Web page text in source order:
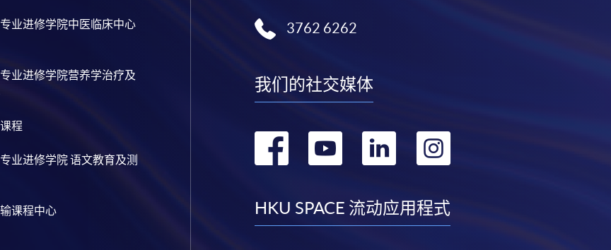
业进修学院中医临床中心
业进修学院营养学治疗及
程
业进修学院 语文教育及测
课程中心
3762 6262
我们的社交媒体
转
facebook
转
youtube
转
linkedin
转
instagram
HKU SPACE 流动应用程式